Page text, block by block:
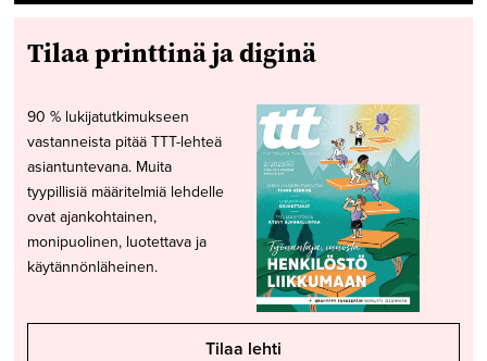
Tilaa printtinä ja diginä
90 % lukijatutkimukseen
vastanneista pitää TTT-lehteä
asiantuntevana. Muita
tyypillisiä määritelmiä lehdelle
ovat ajankohtainen,
monipuolinen, luotettava ja
käytännönläheinen.
Tilaa lehti